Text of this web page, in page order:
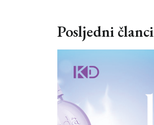
Posljedni članci